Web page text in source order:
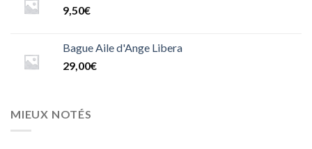
9,50€
Bague Aile d'Ange Libera
29,00€
MIEUX NOTÉS